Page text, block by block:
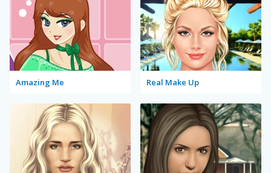
Amazing Me Real Make Up